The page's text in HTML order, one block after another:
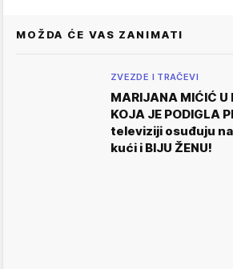
MOŽDA ĆE VAS ZANIMATI
ZVEZDE I TRAČEVI
MARIJANA MIĆIĆ U
KOJA JE PODIGLA
televiziji osuđuju
kući i BIJU ŽENU!